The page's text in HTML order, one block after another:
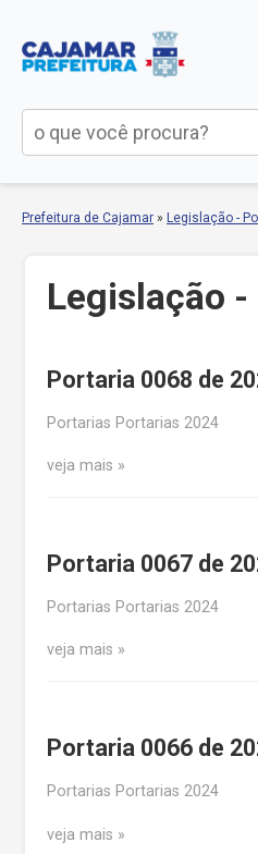
Prefeitura de Cajamar » Legislação -
Legislação
Portaria 0068 de
Portarias Portarias 2024
veja mais
Portaria 0067 de
Portarias Portarias 2024
veja mais
Portaria 0066 de
Portarias Portarias 2024
veja mais